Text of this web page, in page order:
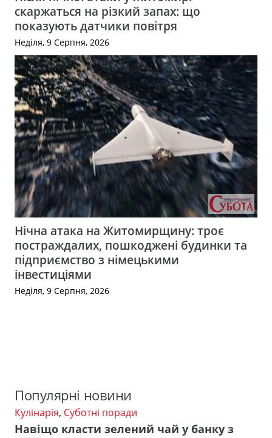
скаржаться на різкий запах: що
показують датчики повітря
Неділя, 9 Серпня, 2026
Нічна атака на Житомирщину: троє
постраждалих, пошкоджені будинки та
підприємство з німецькими
інвестиціями
Неділя, 9 Серпня, 2026
Популярні новини
Кулінарія, Суботні поради
Навіщо класти зелений чай у банку з